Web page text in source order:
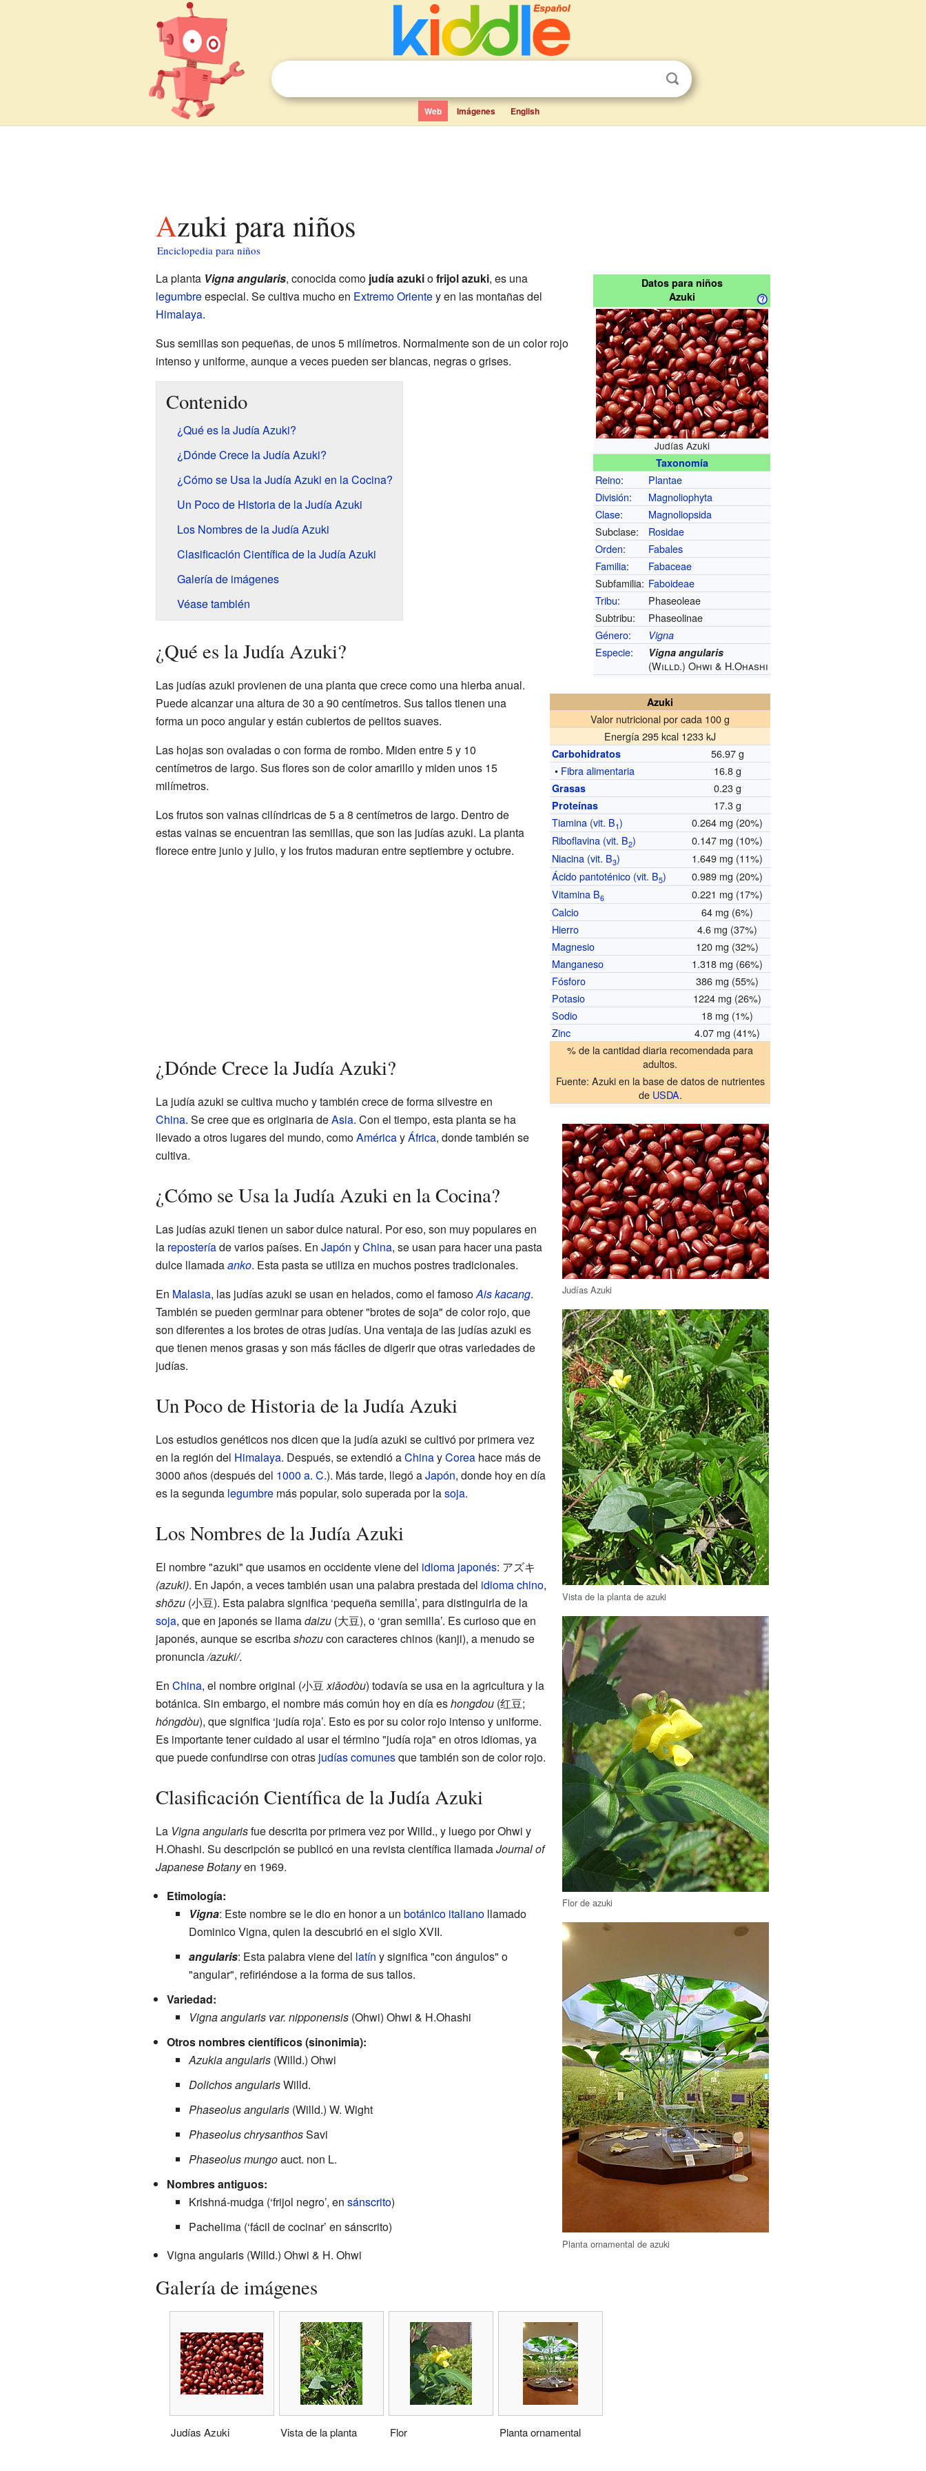
Web Imágenes English
Azuki para niños
Enciclopedia para niños
Datos para niños
Azuki
Judías Azuki
Taxonomía
Reino:
Plantae
División:
Magnoliophyta
Clase:
Magnoliopsida
Subclase:
Rosidae
Orden:
Fabales
Familia:
Fabaceae
Subfamilia: Faboideae
Tribu:
Phaseoleae
Subtribu:
Phaseolinae
Género: Vigna
Especie: Vigna angularis
(Willd.) Ohwi & H.Ohashi
Azuki
Valor nutricional por cada 100 g
Energía 295 kcal 1233 kJ
Carbohidratos
56.97 g
• Fibra alimentaria 16.8 g
Grasas 0.23 g
Proteínas
17.3 g
Tiamina (vit. B1)
0.264 mg (20%)
Riboflavina (vit. B2)
0.147 mg (10%)
Niacina (vit. B3)
1.649 mg (11%)
Ácido pantoténico (vit. B5)
0.989 mg (20%)
Vitamina B6
0.221 mg (17%)
Calcio
64 mg (6%)
Hierro
4.6 mg (37%)
Magnesio
120 mg (32%)
Manganeso
1.318 mg (66%)
Fósforo
386 mg (55%)
Potasio
1224 mg (26%)
Sodio
18 mg (1%)
Zinc
4.07 mg (41%)
% de la cantidad diaria recomendada para
adultos.
Fuente: Azukien la base de datos de nutrientes
de USDA.
La planta Vigna angularis, conocida como judía azukiofrijol azuki, es una
legumbreespecial. Se cultiva mucho en Extremo Orientey en las montañas del
Himalaya.
Judías Azuki
Sus semillas son pequeñas, de unos 5 milímetros. Normalmente son de un color rojo
intenso y uniforme, aunque a veces pueden ser blancas, negras o grises.
Contenido
¿Qué es la Judía Azuki?
¿Dónde Crece la Judía Azuki?
¿Cómo se Usa la Judía Azuki en la Cocina?
Un Poco de Historia de la Judía Azuki
Los Nombres de la Judía Azuki
Clasificación Científica de la Judía Azuki
Galería de imágenes
Véase también
¿Qué es la Judía Azuki?
Las judías azuki provienen de una planta que crece como una hierba anual.
Puede alcanzar una altura de 30 a 90 centímetros. Sus tallos tienen una
forma un poco angular y están cubiertos de pelitos suaves.
Vista de la planta de azuki
Las hojas son ovaladas o con forma de rombo. Miden entre 5 y 10
centímetros de largo. Sus flores son de color amarillo y miden unos 15
milímetros.
Flor de azuki
Los frutos son vainas cilíndricas de 5 a 8 centímetros de largo. Dentro de
estas vainas se encuentran las semillas, que son las judías azuki. La planta
florece entre junio y julio, y los frutos maduran entre septiembre y octubre.
¿Dónde Crece la Judía Azuki?
La judía azuki se cultiva mucho y también crece de forma silvestre en
China. Se cree que es originaria deAsia. Con el tiempo, esta planta se ha
llevado a otros lugares del mundo, comoAméricayÁfrica, donde también se
cultiva.
¿Cómo se Usa la Judía Azuki en la Cocina?
Las judías azuki tienen un sabor dulce natural. Por eso, son muy populares en
la reposteríade varios países. En Japón yChina, se usan para hacer una pasta
dulce llamadaanko. Esta pasta se utiliza en muchos postres tradicionales.
Planta ornamental de azuki
En Malasia, las judías azuki se usan en helados, como el famosoAis kacang.
También se pueden germinar para obtener "brotes de soja" de color rojo, que
son diferentes a los brotes de otras judías. Una ventaja de las judías azuki es
que tienen menos grasas y son más fáciles de digerir que otras variedades de
judías.
Un Poco de Historia de la Judía Azuki
Los estudios genéticos nos dicen que la judía azuki se cultivó por primera vez
en la región del Himalaya. Después, se extendió aChinayCoreahace más de
3000 años (después del 1000 a. C.). Más tarde, llegó aJapón, donde hoy en día
es la segunda legumbremás popular, solo superada por lasoja.
Los Nombres de la Judía Azuki
El nombre "azuki" que usamos en occidente viene del idioma japonés: アズキ
(azuki). En Japón, a veces también usan una palabra prestada del idioma chino,
shōzu(小豆). Esta palabra significa ‘pequeña semilla’, para distinguirla de la
soja, que en japonés se llamadaizu(大豆), o ‘gran semilla’. Es curioso que en
japonés, aunque se escribashozucon caracteres chinos (kanji), a menudo se
pronuncia/azuki/.
En China, el nombre original (小豆xiǎodòu) todavía se usa en la agricultura y la
botánica. Sin embargo, el nombre más común hoy en día eshongdou(红豆;
hóngdòu), que significa ‘judía roja’. Esto es por su color rojo intenso y uniforme.
Es importante tener cuidado al usar el término "judía roja" en otros idiomas, ya
que puede confundirse con otras judías comunesque también son de color rojo.
Clasificación Científica de la Judía Azuki
La Vigna angularisfue descrita por primera vez por Willd., y luego por Ohwi y
H.Ohashi. Su descripción se publicó en una revista científica llamadaJournal of
Japanese Botanyen 1969.
Etimología:
Vigna: Este nombre se le dio en honor a un botánico italianollamado
Dominico Vigna, quien la descubrió en el siglo XVII.
angularis: Esta palabra viene del latín y significa "con ángulos" o
"angular", refiriéndose a la forma de sus tallos.
Variedad:
Vigna angularis var. nipponensis(Ohwi) Ohwi & H.Ohashi
Otros nombres científicos (sinonimia):
Azukia angularis(Willd.) Ohwi
Dolichos angularisWilld.
Phaseolus angularis(Willd.) W. Wight
Phaseolus chrysanthosSavi
Phaseolus mungoauct. non L.
Nombres antiguos:
Krishná-mudga (‘frijol negro’, en sánscrito)
Pachelima (‘fácil de cocinar’ en sánscrito)
Vigna angularis (Willd.) Ohwi & H. Ohwi
Galería de imágenes
Judías Azuki Vista de la planta Flor Planta ornamental